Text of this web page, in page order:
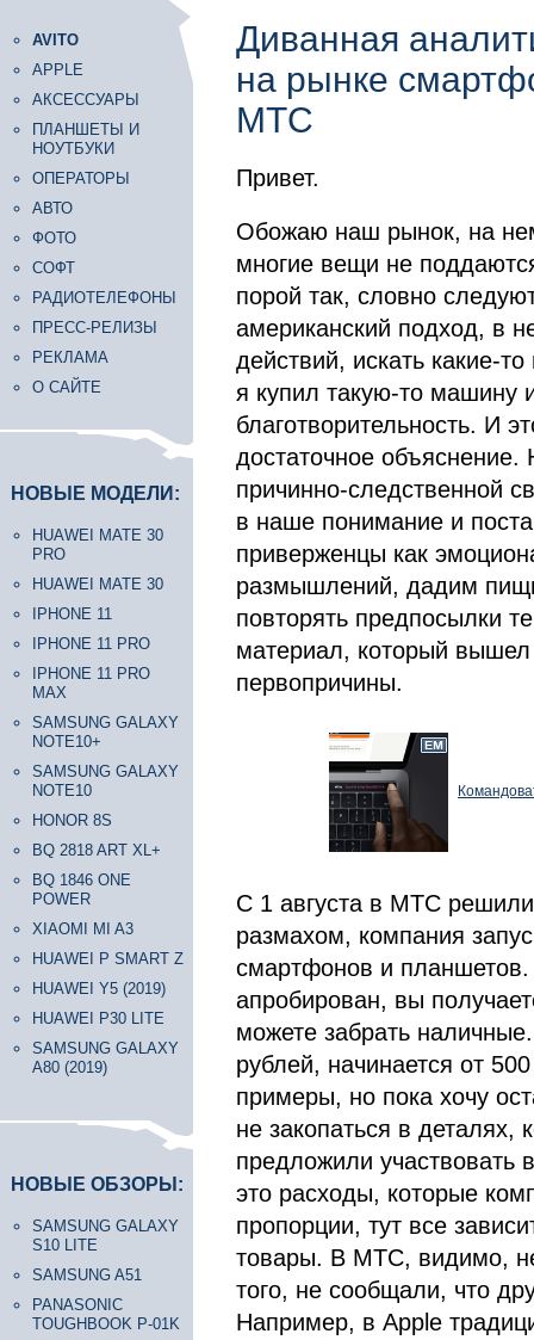
AVITO
APPLE
АКСЕССУАРЫ
ПЛАНШЕТЫ И
НОУТБУКИ
ОПЕРАТОРЫ
АВТО
ФОТО
СОФТ
РАДИОТЕЛЕФОНЫ
ПРЕСС-РЕЛИЗЫ
РЕКЛАМА
О САЙТЕ
НОВЫЕ МОДЕЛИ:
HUAWEI MATE 30
PRO
HUAWEI MATE 30
IPHONE 11
IPHONE 11 PRO
IPHONE 11 PRO
MAX
SAMSUNG GALAXY
NOTE10+
SAMSUNG GALAXY
NOTE10
HONOR 8S
BQ 2818 ART XL+
BQ 1846 ONE
POWER
XIAOMI MI A3
HUAWEI P SMART Z
HUAWEI Y5 (2019)
HUAWEI P30 LITE
SAMSUNG GALAXY
A80 (2019)
НОВЫЕ ОБЗОРЫ:
SAMSUNG GALAXY
S10 LITE
SAMSUNG A51
PANASONIC
TOUGHBOOK P-01K
Диванная
на рынке
МТС
Привет.
Обожаю наш рынок, на
многие вещи не
порой так, словно
американский подход, в
действий, искать какие-
я купил такую-то машину
благотворительность. И
достаточное объяснение.
причинно-следственной
в наше понимание и
приверженцы как
размышлений, дадим
повторять предпосылки
материал, который
первопричины.
С 1 августа в МТС решили
размахом, компания
смартфонов и
апробирован, вы
можете забрать
рублей, начинается от
примеры, но пока хочу
не закопаться в деталях,
предложили участвовать
это расходы, которые
пропорции, тут все
товары. В МТС, видимо,
того, не сообщали, что
Например, в Apple